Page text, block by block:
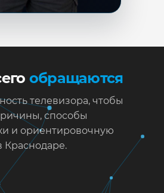
обращаются
телевизора, чтобы
способы
и ориентировочную
Краснодаре.